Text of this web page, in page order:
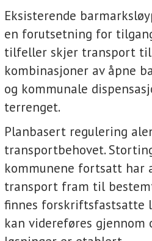
Eksisterende
en forutsetning for
tilfeller skjer transport til
kombinasjoner av åpne
og kommunale
terrenget.
Planbasert regulering
transportbehovet.
kommunene fortsatt har
transport fram til
finnes forskriftsfastsatte
kan videreføres